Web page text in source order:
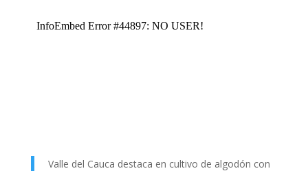
Valle del Cauca destaca en cultivo de algodón con